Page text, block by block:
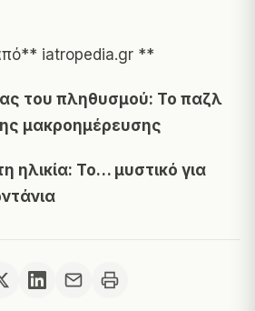
iatropedia.gr **
του πληθυσμού: Το παζλ
μακροημέρευσης
ηλικία: Το… μυστικό για